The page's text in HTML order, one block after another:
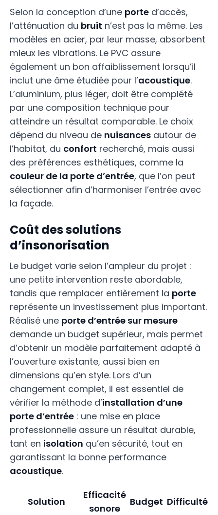
Selon la conception d’une porte d’accès,
l’atténuation du bruit n’est pas la même. Les
modèles en acier, par leur masse, absorbent
mieux les vibrations. Le PVC assure
également un bon affaiblissement lorsqu’il
inclut une âme étudiée pour l’acoustique.
L’aluminium, plus léger, doit être complété
par une composition technique pour
atteindre un résultat comparable. Le choix
dépend du niveau de nuisances autour de
l’habitat, du confort recherché, mais aussi
des préférences esthétiques, comme la
couleur de la porte d’entrée, que l’on peut
sélectionner afin d’harmoniser l’entrée avec
la façade.
Coût des solutions
d’insonorisation
Le budget varie selon l’ampleur du projet :
une petite intervention reste abordable,
tandis que remplacer entièrement la porte
représente un investissement plus important.
Réalisé une porte d’entrée sur mesure
demande un budget supérieur, mais permet
d’obtenir un modèle parfaitement adapté à
l’ouverture existante, aussi bien en
dimensions qu’en style. Lors d’un
changement complet, il est essentiel de
vérifier la méthode d’installation d’une
porte d’entrée : une mise en place
professionnelle assure un résultat durable,
tant en isolation qu’en sécurité, tout en
garantissant la bonne performance
acoustique.
Solution
Efficacité
sonore
Budget Difficulté